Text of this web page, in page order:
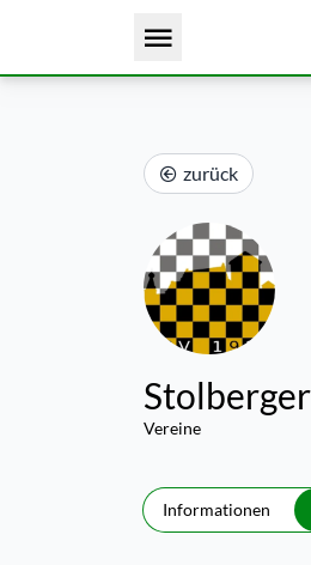
zurück
Vereine
Informationen